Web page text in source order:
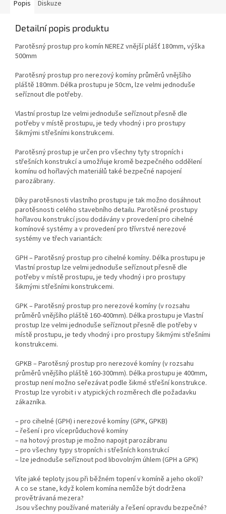
Popis Diskuze
Detailní popis produktu
Parotěsný prostup pro komín NEREZ vnější plášť 180mm, výška
500mm
Parotěsný prostup pro nerezový komíny průměrů vnějšího
pláště 180mm. Délka prostupu je 50cm, lze velmi jednoduše
seříznout dle potřeby.
Vlastní prostup lze velmi jednoduše seříznout přesně dle
potřeby v místě prostupu, je tedy vhodný i pro prostupy
šikmými střešními konstrukcemi.
Parotěsný prostup je určen pro všechny tyty stropních i
střešních konstrukcí a umožňuje kromě bezpečného oddělení
komínu od hořlavých materiálů také bezpečné napojení
parozábrany.
Díky parotěsnosti vlastního prostupu je tak možno dosáhnout
parotěsnosti celého stavebního detailu. Parotěsné prostupy
hořlavou konstrukcí jsou dodávány v provedení pro cihelné
komínové systémy a v provedení pro třívrstvé nerezové
systémy ve třech variantách:
GPH – Parotěsný prostup pro cihelné komíny. Délka prostupu je
Vlastní prostup lze velmi jednoduše seříznout přesně dle
potřeby v místě prostupu, je tedy vhodný i pro prostupy
šikmými střešními konstrukcemi.
GPK – Parotěsný prostup pro nerezové komíny (v rozsahu
průměrů vnějšího pláště 160-400mm). Délka prostupu je Vlastní
prostup lze velmi jednoduše seříznout přesně dle potřeby v
místě prostupu, je tedy vhodný i pro prostupy šikmými střešními
konstrukcemi.
GPKB – Parotěsný prostup pro nerezové komíny (v rozsahu
průměrů vnějšího pláště 160-300mm). Délka prostupu je 400mm,
prostup není možno seřezávat podle šikmé střešní konstrukce.
Prostup lze vyrobit i v atypických rozměrech dle požadavku
zákazníka.
– pro cihelné (GPH) i nerezové komíny (GPK, GPKB)
– řešení i pro víceprůduchové komíny
– na hotový prostup je možno napojit parozábranu
– pro všechny typy stropních i střešních konstrukcí
– lze jednoduše seříznout pod libovolným úhlem (GPH a GPK)
Víte jaké teploty jsou při běžném topení v komíně a jeho okolí?
A co se stane, když kolem komína nemůže být dodržena
provětrávaná mezera?
Jsou všechny používané materiály a řešení opravdu bezpečné?